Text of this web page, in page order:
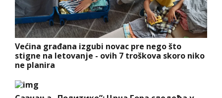
Većina građana izgubi novac pre nego što
stigne na letovanje - ovih 7 troškova skoro niko
ne planira